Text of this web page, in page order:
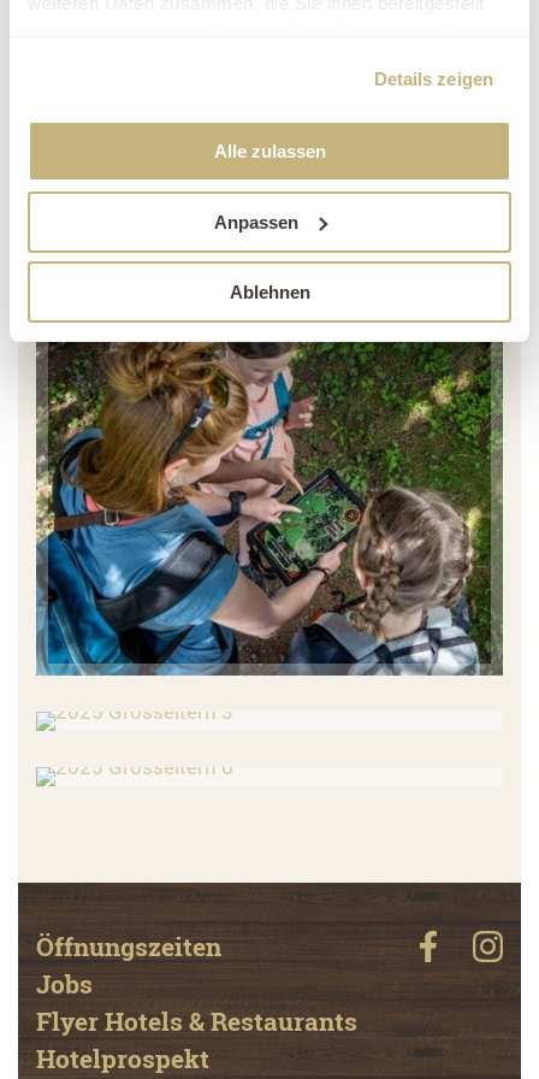
Details zeigen
Alle zulassen
Anpassen
Ablehnen
Öffnungszeiten
Jobs
Flyer Hotels & Restaurants
Hotelprospekt